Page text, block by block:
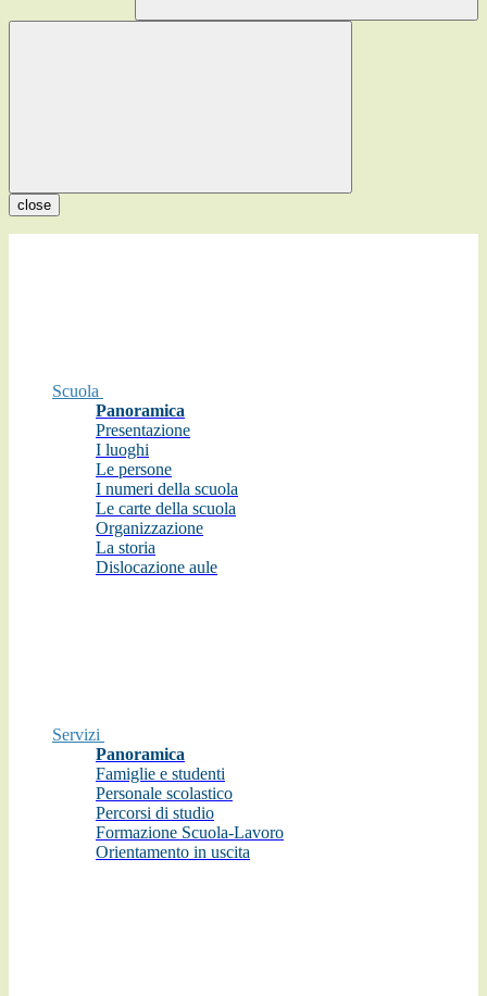
close
Scuola
Panoramica
Presentazione
I luoghi
Le persone
I numeri della scuola
Le carte della scuola
Organizzazione
La storia
Dislocazione aule
Servizi
Panoramica
Famiglie e studenti
Personale scolastico
Percorsi di studio
Formazione Scuola-Lavoro
Orientamento in uscita